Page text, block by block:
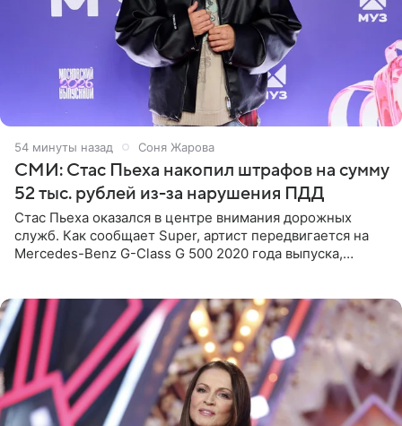
55 минут назад Соня Жарова
СМИ: Стас Пьеха накопил штрафов на сумму
52 тыс. рублей из-за нарушения ПДД
Стас Пьеха оказался в центре внимания дорожных
служб. Как сообщает Super, артист передвигается на
Mercedes-Benz G-Class G 500 2020 года выпуска,